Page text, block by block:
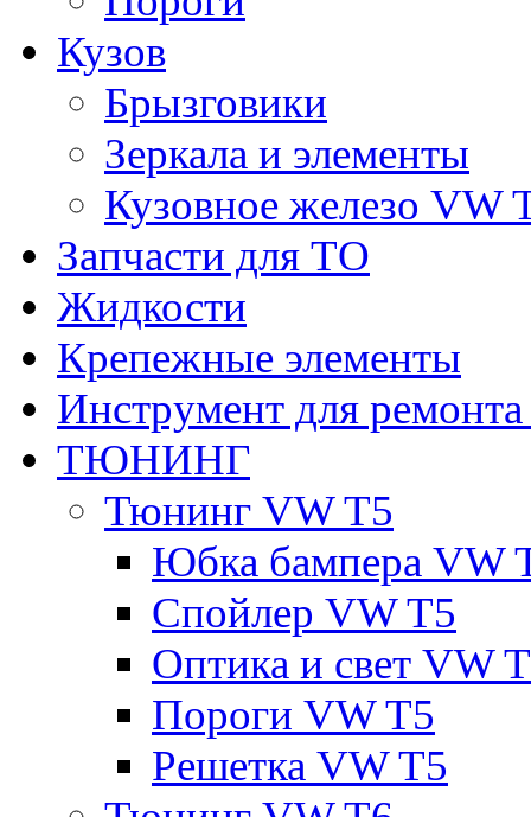
Кузов
Брызговики
Зеркала и элементы
Кузовное железо VW
Запчасти для ТО
Жидкости
Крепежные элементы
Инструмент для
ТЮНИНГ
Тюнинг VW T5
Юбка бампера VW
Спойлер VW T5
Оптика и свет VW
Пороги VW T5
Решетка VW T5